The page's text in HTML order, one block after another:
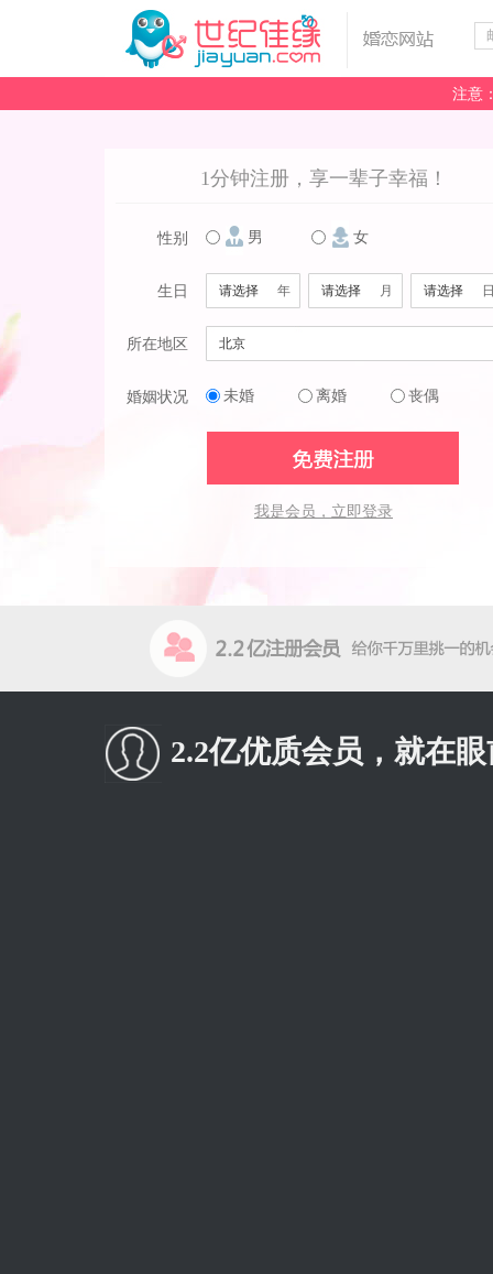
注意
1分钟注册，享一辈子幸福！
性别 男 女
生日 年 月
所在地区
婚姻状况 未婚 离婚 丧偶
我是会员，立即登录
2.2亿优质会员，就在